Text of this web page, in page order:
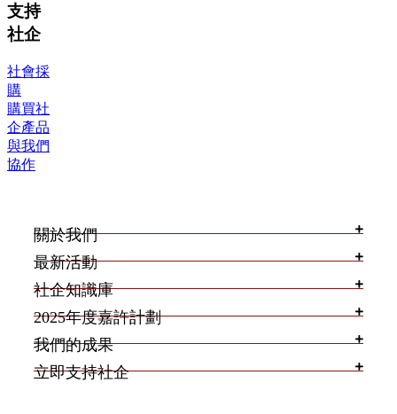
支持
社企
社會採
購
購買社
企產品
與我們
協作
關於我們
最新活動
社企知識庫
2025年度嘉許計劃
我們的成果
立即支持社企